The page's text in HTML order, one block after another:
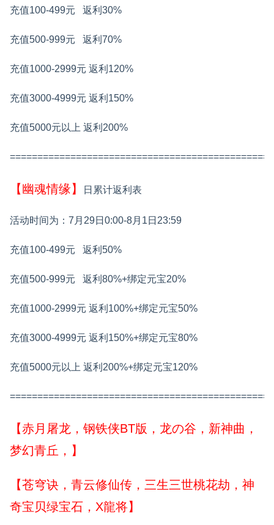
充值100-499元 返利30%
充值500-999元 返利70%
充值1000-2999元 返利120%
充值3000-4999元 返利150%
充值5000元以上 返利200%
【幽魂情缘】 日累计返利表
活动时间为：7月29日0:00-8月1日23:59
充值100-499元 返利50%
充值500-999元 返利80%+绑定元宝20%
充值1000-2999元 返利100%+绑定元宝50%
充值3000-4999元 返利150%+绑定元宝80%
充值5000元以上 返利200%+绑定元宝120%
【赤月屠龙，钢铁侠BT版，龙の谷，新神曲，
梦幻青丘，】
【苍穹诀，青云修仙传，三生三世桃花劫，神
奇宝贝绿宝石，X龍将】